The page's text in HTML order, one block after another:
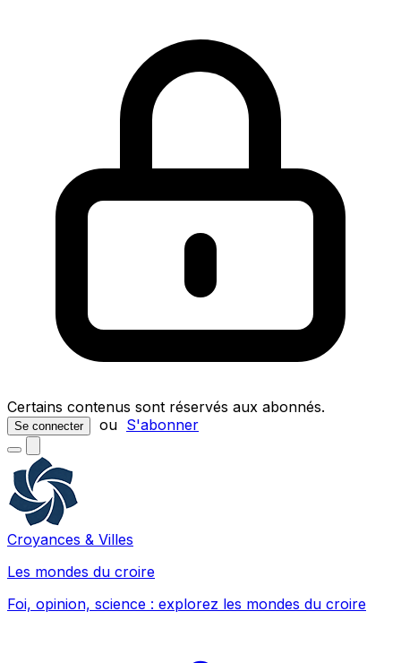
Certains contenus sont réservés aux abonnés.
Se connecter ou S'abonner
Croyances & Villes
Les mondes du croire
Foi, opinion, science : explorez les mondes du croire